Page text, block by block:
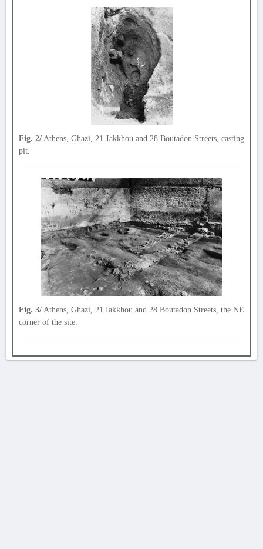
Fig. 2/ Athens, Ghazi, 21 Iakkhou and 28 Boutadon Streets, casting
pit.
Fig. 3/ Athens, Ghazi, 21 Iakkhou and 28 Boutadon Streets, the NE
corner of the site.